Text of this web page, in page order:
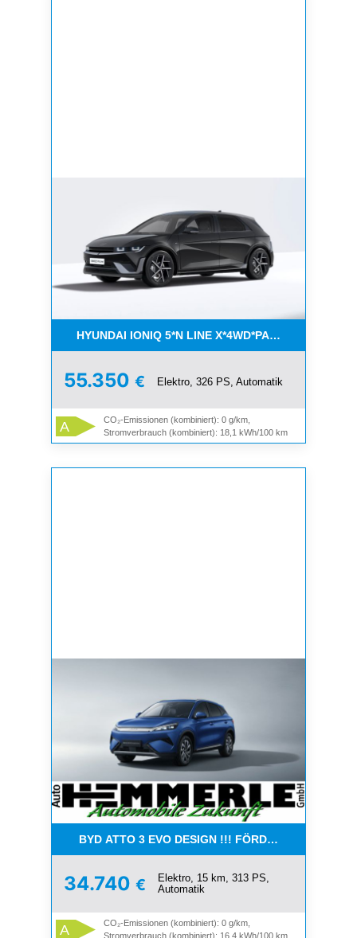
HYUNDAI IONIQ 5*N LINE X*4WD*PANO*360*21%
55.350 € Elektro, 326 PS, Automatik
A
CO₂-Emissionen (kombiniert): 0 g/km,
Stromverbrauch (kombiniert): 18,1 kWh/100 km
BYD ATTO 3 EVO DESIGN !!! FÖRDERUNG BIS ZU
34.740 €
Elektro, 15 km, 313 PS,
Automatik
A
CO₂-Emissionen (kombiniert): 0 g/km,
Stromverbrauch (kombiniert): 16,4 kWh/100 km